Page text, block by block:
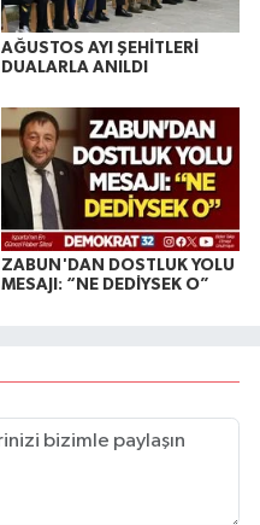
AĞUSTOS AYI ŞEHİTLERİ
DUALARLA ANILDI
ZABUN'DAN DOSTLUK YOLU
MESAJI: “NE DEDİYSEK O”